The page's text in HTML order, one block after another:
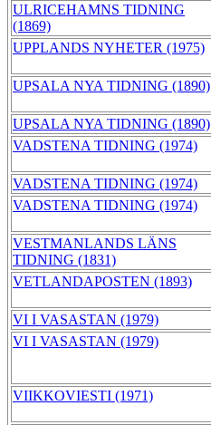
ULRICEHAMNS TIDNING
(1869)
UPPLANDS NYHETER (1975)
UPSALA NYA TIDNING (1890)
UPSALA NYA TIDNING (1890)
VADSTENA TIDNING (1974)
VADSTENA TIDNING (1974)
VADSTENA TIDNING (1974)
VESTMANLANDS LÄNS
TIDNING (1831)
VETLANDAPOSTEN (1893)
VI I VASASTAN (1979)
VI I VASASTAN (1979)
VIIKKOVIESTI (1971)